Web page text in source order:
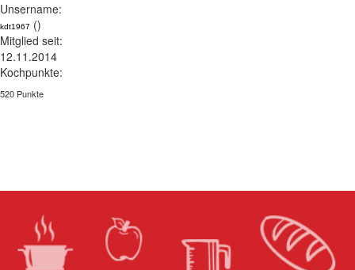
Unsername:
kdt1967 ()
Mitglied seit:
12.11.2014
Kochpunkte:
520 Punkte